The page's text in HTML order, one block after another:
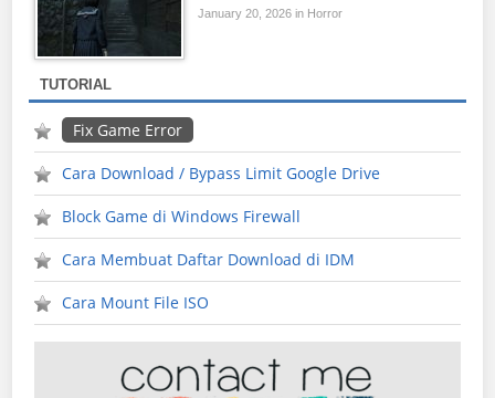
January 20, 2026 in Horror
TUTORIAL
Fix Game Error
Cara Download / Bypass Limit Google Drive
Block Game di Windows Firewall
Cara Membuat Daftar Download di IDM
Cara Mount File ISO